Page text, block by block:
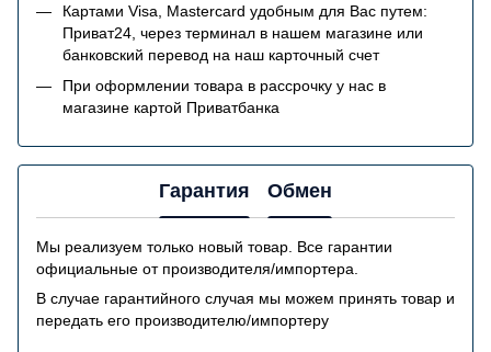
Картами Visa, Mastercard удобным для Вас путем:
Приват24, через терминал в нашем магазине или
банковский перевод на наш карточный счет
При оформлении товара в рассрочку у нас в
магазине картой Приватбанка
Гарантия Обмен
Мы реализуем только новый товар. Все гарантии
официальные от производителя/импортера.
В случае гарантийного случая мы можем принять товар и
передать его производителю/импортеру